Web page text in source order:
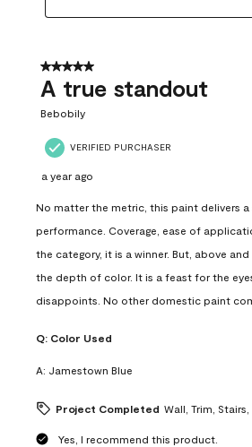
5 out of 5 stars.
A true standout
Bebobily
VERIFIED PURCHASER
a year ago
No matter the metric, this paint delivers
performance. Coverage, ease of
the category, it is a winner. But, above
the depth of color. It is a feast for the
disappoints. No other domestic paint
Q: Color Used
A: Jamestown Blue
Project Completed Wall, Trim,
Yes, I recommend this product.